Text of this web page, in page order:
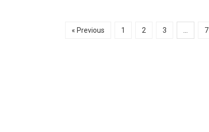
« Previous 1 2 3 7